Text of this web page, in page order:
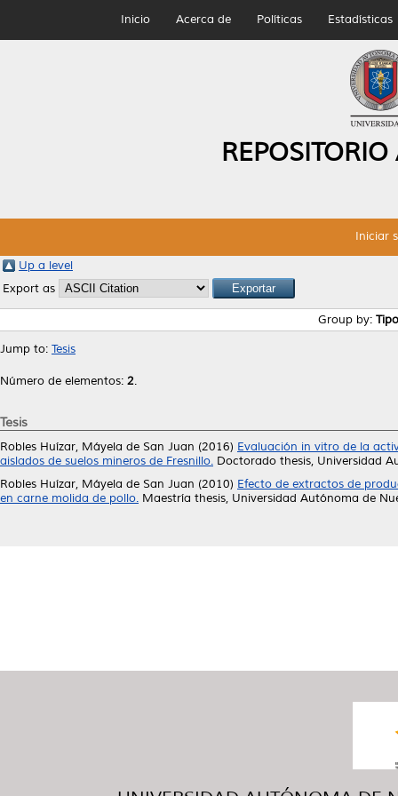
Inicio Acerca de Políticas Estadísticas
Iniciar
Up a level
Export as
Group by:
Jump to: Tesis
Número de elementos: 2.
Tesis
Robles Huízar, Máyela de San Juan (2016) Evaluación in vitro de la
aislados de suelos mineros de Fresnillo. Doctorado thesis, Universidad
Robles Huízar, Máyela de San Juan (2010) Efecto de extractos de
en carne molida de pollo. Maestría thesis, Universidad Autónoma de